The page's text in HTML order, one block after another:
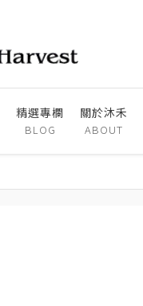
精選專欄
BLOG
關於沐禾
ABOUT